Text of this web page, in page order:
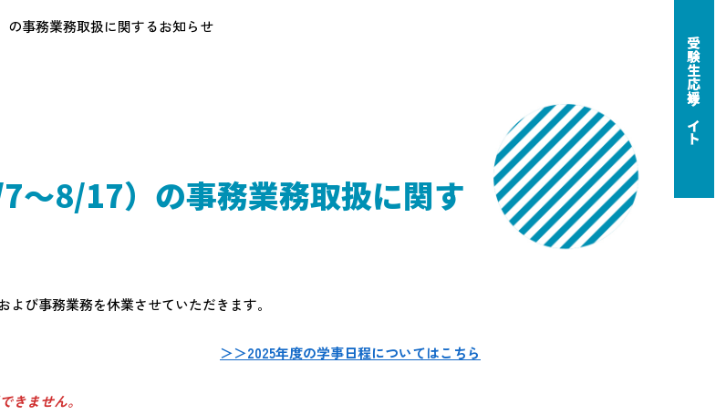
受験生応援サイト
事務業務取扱に関するお知らせ
～8/17）の事務業務取扱に関す
び事務業務を休業させていただきます。
＞＞2025年度の学事日程についてはこちら
きません。